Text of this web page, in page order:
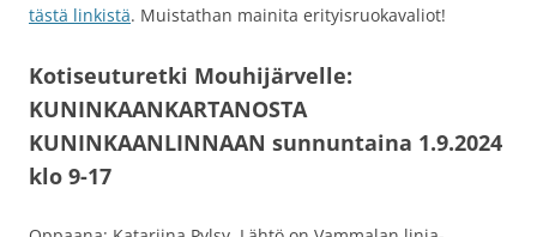
tästä linkistä. Muistathan mainita erityisruokavaliot!
Kotiseuturetki Mouhijärvelle:
KUNINKAANKARTANOSTA
KUNINKAANLINNAAN sunnuntaina 1.9.2024
klo 9-17